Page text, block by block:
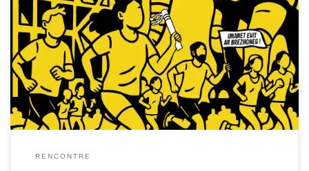
L’Arrivée de la Redadeg, la course relais pour la langue
bretonne qui traverse toute la Bretagne, aura lieu à
Nantes en 2026 : notez la date et invitez vos ami·es sur
l’évènement ! Pour en savoir plus :
facebook.com/Naoned2026
RENCONTRE